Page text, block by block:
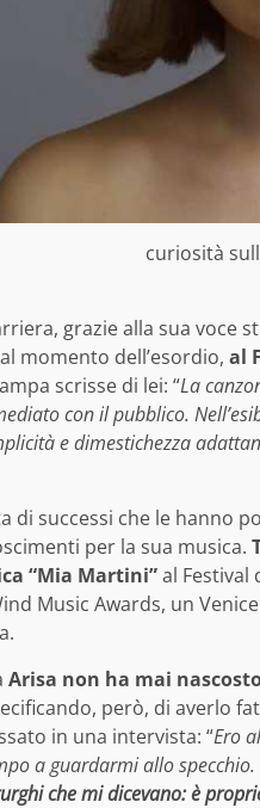
curiosità
grazie alla sua
momento dell’esordio, al
scrisse di lei: “La
con il pubblico.
e dimestichezza
di successi che le hanno
per la sua musica.
“Mia Martini”al Festival
Music Awards, un
Arisa non ha mai
però, di averlo
in una intervista: “Ero
a guardarmi allo specchio.
che mi dicevano: è